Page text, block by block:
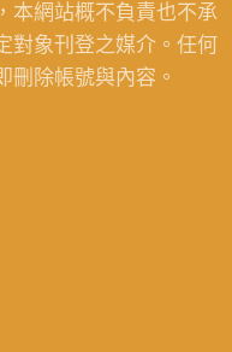
本網站概不負責也不承
對象刊登之媒介。任何
刪除帳號與內容。